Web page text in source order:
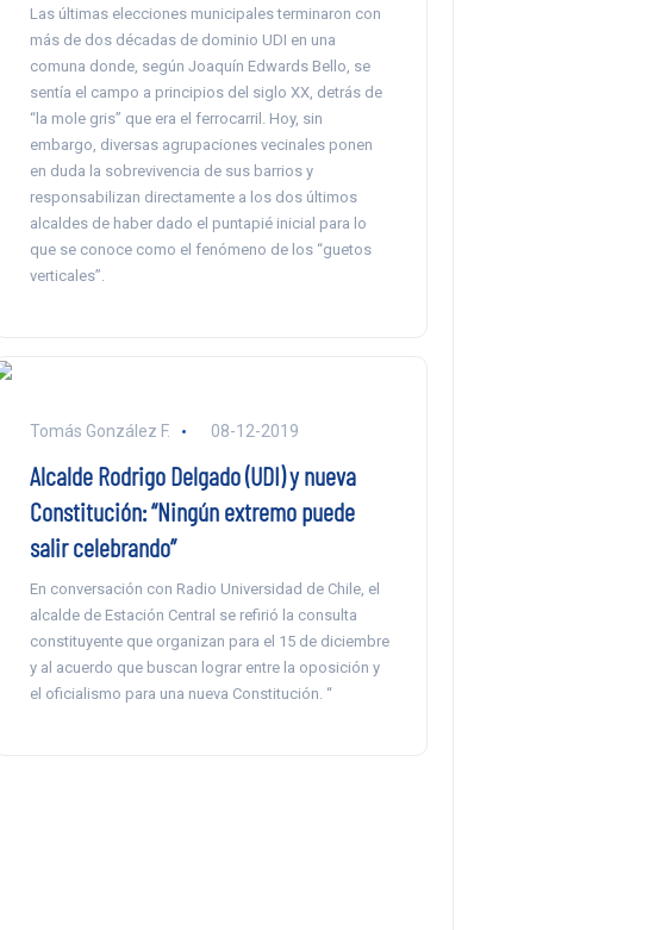
Las últimas elecciones municipales terminaron con
más de dos décadas de dominio UDI en una
comuna donde, según Joaquín Edwards Bello, se
sentía el campo a principios del siglo XX, detrás de
“la mole gris” que era el ferrocarril. Hoy, sin
embargo, diversas agrupaciones vecinales ponen
en duda la sobrevivencia de sus barrios y
responsabilizan directamente a los dos últimos
alcaldes de haber dado el puntapié inicial para lo
que se conoce como el fenómeno de los “guetos
verticales”.
Tomás González F. 08-12-2019
Alcalde Rodrigo Delgado (UDI) y nueva
Constitución: “Ningún extremo puede
salir celebrando”
En conversación con Radio Universidad de Chile, el
alcalde de Estación Central se refirió la consulta
constituyente que organizan para el 15 de diciembre
y al acuerdo que buscan lograr entre la oposición y
el oficialismo para una nueva Constitución. “